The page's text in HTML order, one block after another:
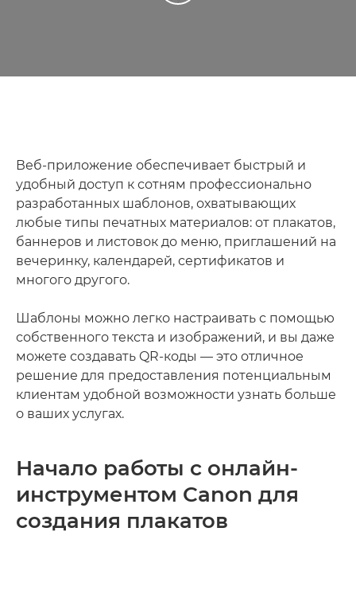
Веб-приложение обеспечивает быстрый и
удобный доступ к сотням профессионально
разработанных шаблонов, охватывающих
любые типы печатных материалов: от плакатов,
баннеров и листовок до меню, приглашений на
вечеринку, календарей, сертификатов и
многого другого.
Шаблоны можно легко настраивать с помощью
собственного текста и изображений, и вы даже
можете создавать QR-коды — это отличное
решение для предоставления потенциальным
клиентам удобной возможности узнать больше
о ваших услугах.
Начало работы с онлайн-
инструментом Canon для
создания плакатов